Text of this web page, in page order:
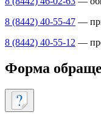
8 (8442) 40-55-47 —
8 (8442) 40-55-12 —
Форма